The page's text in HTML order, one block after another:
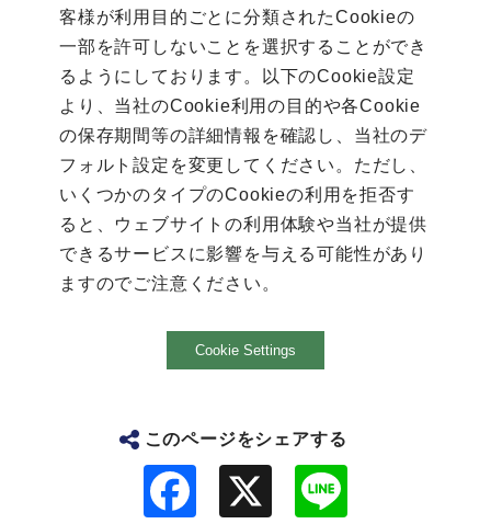
客様が利用目的ごとに分類されたCookieの
一部を許可しないことを選択することができ
るようにしております。以下のCookie設定
より、当社のCookie利用の目的や各Cookie
の保存期間等の詳細情報を確認し、当社のデ
フォルト設定を変更してください。ただし、
いくつかのタイプのCookieの利用を拒否す
ると、ウェブサイトの利用体験や当社が提供
できるサービスに影響を与える可能性があり
ますのでご注意ください。
Cookie Settings
このページをシェアする